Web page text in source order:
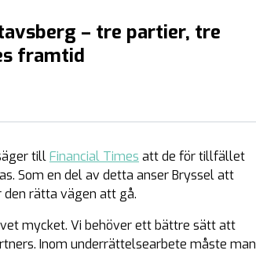
– tre partier, tre
framtid
tillFinancial Times att de för tillfället
Som en del av detta anser Bryssel att
rätta vägen att gå.
mycket. Vi behöver ett bättre sätt att
Inom underrättelsearbete måste man